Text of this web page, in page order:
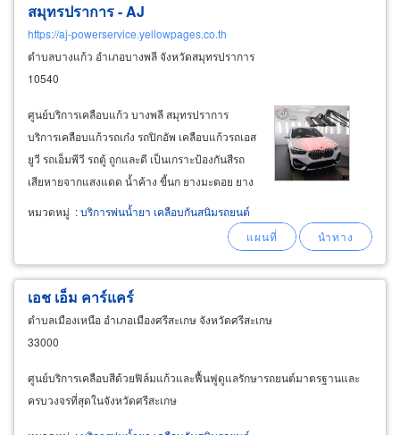
สมุทรปราการ - AJ
https://aj-powerservice.yellowpages.co.th
ตำบลบางแก้ว อำเภอบางพลี จังหวัดสมุทรปราการ
10540
ศูนย์บริการเคลือบแก้ว บางพลี สมุทรปราการ
บริการเคลือบแก้วรถเก๋ง รถปิกอัพ เคลือบแก้วรถเอส
ยูวี รถเอ็มพีวี รถตู้ ถูกและดี เป็นเกราะป้องกันสีรถ
เสียหายจากแสงแดด น้ำค้าง ขี้นก ยางมะตอย ยาง
ต้นไม้ รอยครูดกิ่งไม้ รักษาสีรถให้สดใสยาวนาน
หมวดหมู่ :บริการพ่นน้ำยา เคลือบกันสนิมรถยนต์
เอช เอ็ม คาร์แคร์
ตำบลเมืองเหนือ อำเภอเมืองศรีสะเกษ จังหวัดศรีสะเกษ
33000
ศูนย์บริการเคลือบสีด้วยฟิล์มแก้วและฟื้นฟูดูแลรักษารถยนต์มาตรฐานและ
ครบวงจรที่สุดในจังหวัดศรีสะเกษ